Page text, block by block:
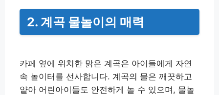
2. 계곡 물놀이의 매력
카페 옆에 위치한 맑은 계곡은 아이들에게 자연
속 놀이터를 선사합니다. 계곡의 물은 깨끗하고
얕아 어린아이들도 안전하게 놀 수 있으며, 물놀